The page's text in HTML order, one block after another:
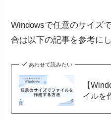
Windowsで任意のサイズ
合は以下の記事を参考に
あわせて読みたい
【
イルを